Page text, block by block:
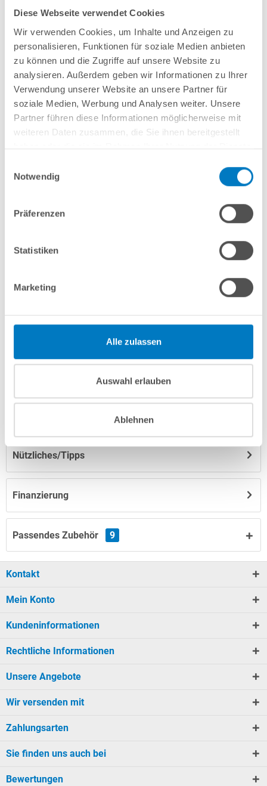
Diese Webseite verwendet Cookies
Wir verwenden Cookies, um Inhalte und Anzeigen zu
personalisieren, Funktionen für soziale Medien anbieten
zu können und die Zugriffe auf unsere Website zu
analysieren. Außerdem geben wir Informationen zu Ihrer
Verwendung unserer Website an unsere Partner für
soziale Medien, Werbung und Analysen weiter. Unsere
Partner führen diese Informationen möglicherweise mit
weiteren Daten zusammen, die Sie ihnen bereitgestellt
Notwendig
Präferenzen
Statistiken
Marketing
Alle zulassen
Auswahl erlauben
Ablehnen
ca. 0,7 mm starker, feuerverzinkter Stahlwand + sehr passgenauer,
sandfarbenerPVC-Poolfolie 0,8 mm mitEinhängebiese+ Kombi-
Spezialhandlauf aus hochwertigem und stabilem Aluminiumsowie
Bodenschienen aus Kunststoff.
Vergleichen Merken
Fragen? Wir helfen Ihnen gerne weiter:
Anfrageformular
Produktbeschreibung
Finanzierung
Anleitungen/Datenblätter
Hinweise zum Versand / zur Lagerung
Nützliches/Tipps
Passendes Zubehör 9
Kontakt
Mein Konto
Kundeninformationen
Rechtliche Informationen
Unsere Angebote
Wir versenden mit
Zahlungsarten
Sie finden uns auch bei
Bewertungen